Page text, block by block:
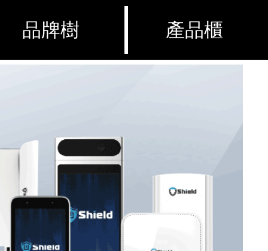
品牌樹 產品櫃